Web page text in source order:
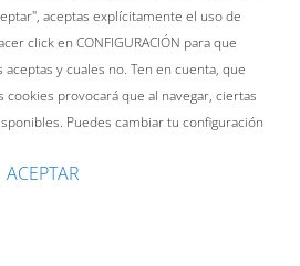
aceptas explícitamente el uso de
click en CONFIGURACIÓN para que
y cuales no. Ten en cuenta, que
cookies provocará que al navegar, ciertas
Puedes cambiar tu configuración
ACEPTAR